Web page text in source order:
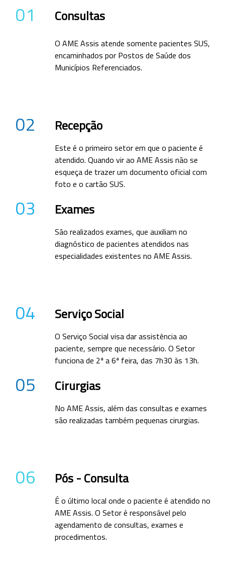
01 Consultas
O AME Assis atende somente pacientes SUS,
encaminhados por Postos de Saúde dos
Municípios Referenciados.
02 Recepção
Este é o primeiro setor em que o paciente é
atendido. Quando vir ao AME Assis não se
esqueça de trazer um documento oficial com
foto e o cartão SUS.
03 Exames
São realizados exames, que auxiliam no
diagnóstico de pacientes atendidos nas
especialidades existentes no AME Assis.
04 Serviço Social
O Serviço Social visa dar assistência ao
paciente, sempre que necessário. O Setor
funciona de 2ª a 6ª feira, das 7h30 às 13h.
05 Cirurgias
No AME Assis, além das consultas e exames
são realizadas também pequenas cirurgias.
06 Pós - Consulta
É o último local onde o paciente é atendido no
AME Assis. O Setor é responsável pelo
agendamento de consultas, exames e
procedimentos.